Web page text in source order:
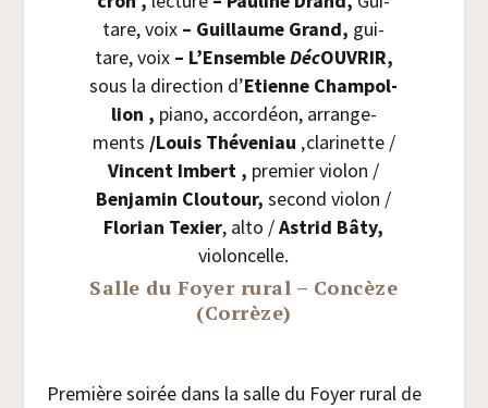
tare, voix – Guillaume Grand, gui­
tare, voix– L’EnsembleDécOUVRIR,
sous la direc­tion d’Etienne Cham­pol­
lion , pia­no, accor­déon, arran­ge­
ments /​Louis Thé­ve­niau ‚cla­ri­nette /​
Vincent Imbert , pre­mier vio­lon /​
Ben­ja­min Clou­tour,second vio­lon /​
Flo­rian Texier, alto /​Astrid Bâty,
vio­lon­celle.
Salle du Foyer rural – Concèze
(Corrèze)
Pre­mière soi­rée dans la salle du Foyer rural de